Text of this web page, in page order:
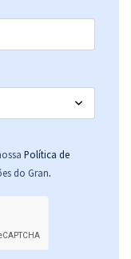
Grosso do Sul -
Política de
do Gran.